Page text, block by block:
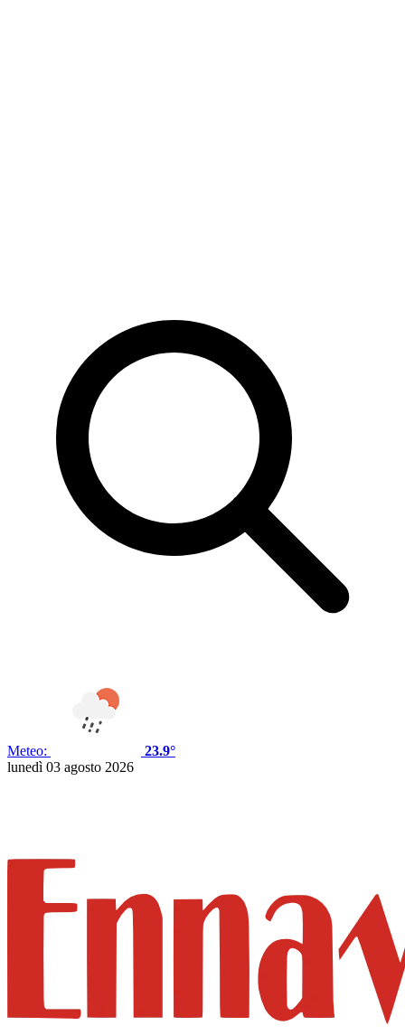
Meteo:
23.9°
lunedì 03 agosto 2026